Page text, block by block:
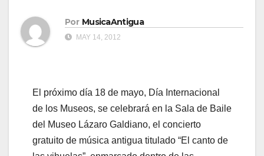
Por MusicaAntigua
MAY 14, 2012
El próximo día 18 de mayo, Día Internacional
de los Museos, se celebrará en la Sala de Baile
del Museo Lázaro Galdiano, el concierto
gratuito de música antigua titulado “El canto de